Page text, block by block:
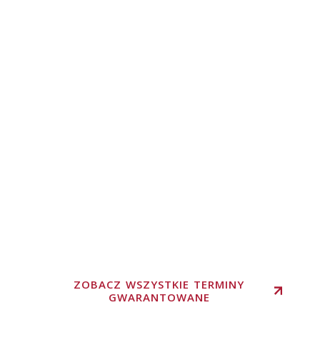
ZOBACZ WSZYSTKIE TERMINY
GWARANTOWANE